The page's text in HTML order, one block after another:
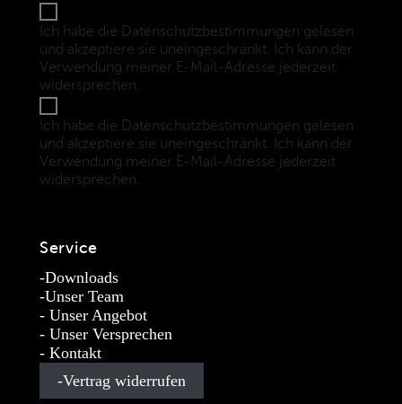
Ich habe die Datenschutzbestimmungen gelesen
und akzeptiere sie uneingeschränkt. Ich kann der
Verwendung meiner E-Mail-Adresse jederzeit
widersprechen.
Ich habe die Datenschutzbestimmungen gelesen
und akzeptiere sie uneingeschränkt. Ich kann der
Verwendung meiner E-Mail-Adresse jederzeit
widersprechen.
Service
Downloads
Unser Team
Unser Angebot
Unser Versprechen
Kontakt
Vertrag widerrufen